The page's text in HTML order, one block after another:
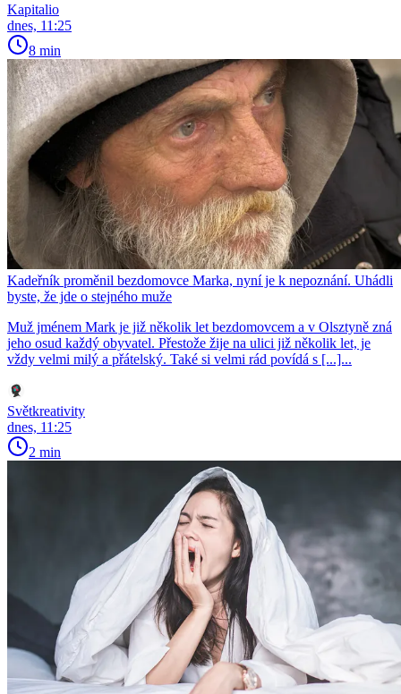
Kapitalio
dnes, 11:25
8 min
Kadeřník proměnil bezdomovce Marka, nyní je k nepoznání. Uhádli
byste, že jde o stejného muže
Muž jménem Mark je již několik let bezdomovcem a v Olsztyně zná
jeho osud každý obyvatel. Přestože žije na ulici již několik let, je
vždy velmi milý a přátelský. Také si velmi rád povídá s [...]...
Světkreativity
dnes, 11:25
2 min